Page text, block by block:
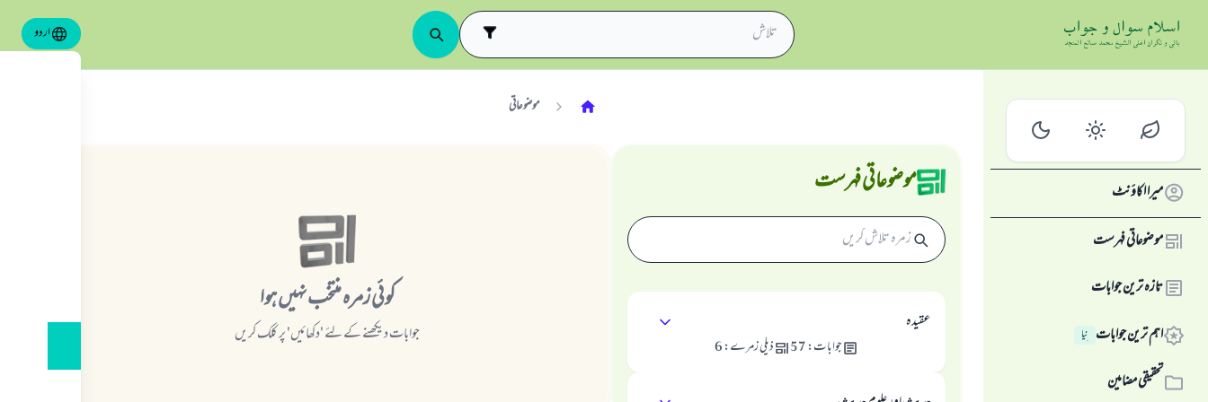
اردو
میرا اکاؤنٹ
موضوعاتی فہرست
تازہ ترین جوابات
اہم ترین جوابات نِیا
تحقیقی مضامین
موضوعاتی فہرست
عقیدہ
جوابات:
57 ذیلی زمرے:
6
موضوعاتی
کوئی زمرہ منتخب نہیں ہوا
جوابات دیکھنے کے لئے 'دکھائیں' پر کلک کریں